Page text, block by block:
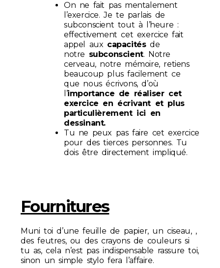
On ne fait pas mentalement
l’exercice. Je te parlais de
subconscient tout à l’heure :
effectivement cet exercice fait
appel aux capacitésde
notre subconscient. Notre
cerveau, notre mémoire, retiens
beaucoup plus facilement ce
que nous écrivons, d’où
l’importance de réaliser cet
exercice en écrivant et plus
particulièrement ici en
dessinant.
Tu ne peux pas faire cet exercice
pour des tierces personnes. Tu
dois être directement impliqué.
Fournitures
Muni toi d’une feuille de papier, un ciseau, ,
des feutres, ou des crayons de couleurs si
tu as, cela n’est pas indispensable rassure toi,
sinon un simple stylo fera l’affaire.